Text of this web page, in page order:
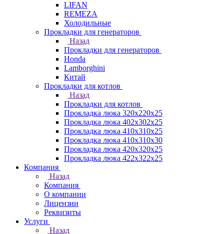
LIFAN
REMEZA
Холодильные
Прокладки для генераторов
Назад
Прокладки для генераторов
Honda
Lamborghini
Китай
Прокладки для котлов
Назад
Прокладки для котлов
Прокладка люка 320x220x25
Прокладка люка 402x302x25
Прокладка люка 410x310x25
Прокладка люка 410х310х30
Прокладка люка 420x320x25
Прокладка люка 422x322x25
Компания
Назад
Компания
О компании
Лицензии
Реквизиты
Услуги
Назад